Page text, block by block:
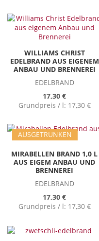
WILLIAMS CHRIST
EDELBRAND AUS EIGENEM
ANBAU UND BRENNEREI
EDELBRAND
17,30 €
Grundpreis / l: 17,30 €
AUSGETRUNKEN
MIRABELLEN BRAND 1,0 L
AUS EIGEM ANBAU UND
BRENNEREI
EDELBRAND
17,30 €
Grundpreis / l: 17,30 €